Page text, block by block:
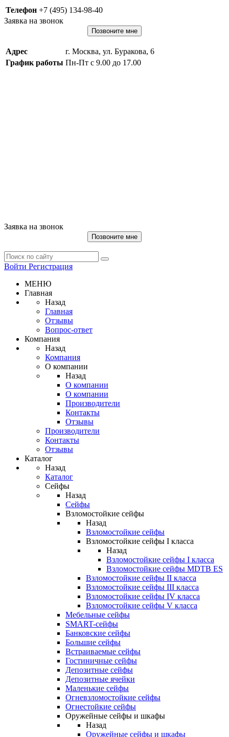
Телефон +7 (495) 134-98-40
Заявка на звонок
Позвоните мне
Адрес
г. Москва, ул. Буракова, 6
График работы Пн-Пт с 9.00 до 17.00
Заявка на звонок
Позвоните мне
Войти Регистрация
МЕНЮ
Главная
Назад
Главная
Отзывы
Вопрос-ответ
Компания
Назад
Компания
О компании
Назад
О компании
О компании
Производители
Контакты
Отзывы
Производители
Контакты
Отзывы
Каталог
Назад
Каталог
Сейфы
Назад
Сейфы
Взломостойкие сейфы
Назад
Взломостойкие сейфы
Взломостойкие сейфы I класса
Назад
Взломостойкие сейфы I класса
Взломостойкие сейфы MDTB ES
Взломостойкие сейфы II класса
Взломостойкие сейфы III класса
Взломостойкие сейфы IV класса
Взломостойкие сейфы V класса
Мебельные сейфы
SMART-сейфы
Банковские сейфы
Большие сейфы
Встраиваемые сейфы
Гостиничные сейфы
Депозитные сейфы
Депозитные ячейки
Маленькие сейфы
Огневзломостойкие сейфы
Огнестойкие сейфы
Оружейные сейфы и шкафы
Назад
Оружейные сейфы и шкафы